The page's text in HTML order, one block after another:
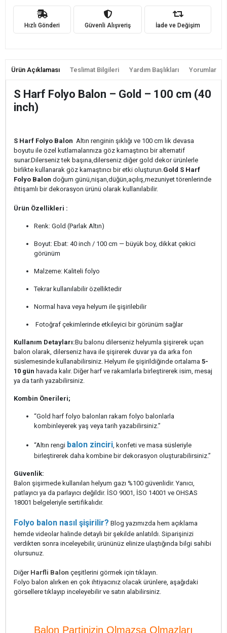
Hızlı Gönderi Güvenli Alışveriş İade ve Değişim
Ürün Açıklaması Teslimat Bilgileri Yardım Başlıkları Yorumlar
S Harf Folyo Balon – Gold – 100 cm (40
inch)
S Harf Folyo Balon Altın renginin şıklığı ve 100 cm lik devasa
boyutu ile özel kutlamalarınıza göz kamaştırıcı bir alternatif
sunar.Dilerseniz tek başına,dilerseniz diğer gold dekor ürünlerle
birlikte kullanarak göz kamaştırıcı bir etki oluşturun.Gold S Harf
Folyo Balon doğum günü,nişan,düğün,açılış,mezuniyet törenlerinde
ihtişamlı bir dekorasyon ürünü olarak kullanılabilir.
Ürün Özellikleri :
Renk: Gold (Parlak Altın)
Boyut: Ebat: 40 inch / 100 cm — büyük boy, dikkat çekici
görünüm
Malzeme: Kaliteli folyo
Tekrar kullanılabilir özelliktedir
Normal hava veya helyum ile şişirilebilir
Fotoğraf çekimlerinde etkileyici bir görünüm sağlar
Kullanım Detayları:Bu balonu dilerseniz helyumla şişirerek uçan
balon olarak, dilerseniz hava ile şişirerek duvar ya da arka fon
süslemesinde kullanabilirsiniz. Helyum ile şişirildiğinde ortalama 5-
10 gün havada kalır. Diğer harf ve rakamlarla birleştirerek isim, mesaj
ya da tarih yazabilirsiniz.
Kombin Önerileri;
“Gold harf folyo balonları rakam folyo balonlarla
kombinleyerek yaş veya tarih yazabilirsiniz.”
“Altın rengi balon zinciri, konfeti ve masa süsleriyle
birleştirerek daha kombine bir dekorasyon oluşturabilirsiniz.”
Güvenlik:
Balon şişirmede kullanılan helyum gazı %100 güvenlidir. Yanıcı,
patlayıcı ya da parlayıcı değildir. İSO 9001, İSO 14001 ve OHSAS
18001 belgeleriyle sertifikalıdır.
Folyo balon nasıl şişirilir? Blog yazımızda hem açıklama
hemde videolar halinde detaylı bir şekilde anlatıldı. Siparişinizi
verdikten sonra inceleyebilir, ürününüz elinize ulaştığında bilgi sahibi
olursunuz.
Diğer Harfli Balon çeşitlerini görmek için tıklayın.
Folyo balon alırken en çok ihtiyacınız olacak ürünlere, aşağıdaki
görsellere tıklayıp inceleyebilir ve satın alabilirsiniz.
Balon Partinizin Olmazsa Olmazları